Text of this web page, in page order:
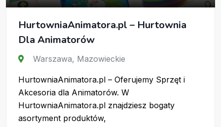
HurtowniaAnimatora.pl – Hurtownia
Dla Animatorów
Warszawa, Mazowieckie
HurtowniaAnimatora.pl – Oferujemy Sprzęt i
Akcesoria dla Animatorów. W
HurtowniaAnimatora.pl znajdziesz bogaty
asortyment produktów,